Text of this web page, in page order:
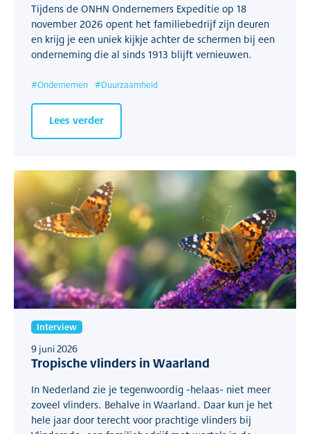
Tijdens de ONHN Ondernemers Expeditie op 18
november 2026 opent het familiebedrijf zijn deuren
en krijg je een uniek kijkje achter de schermen bij een
onderneming die al sinds 1913 blijft vernieuwen.
#Ondernemen #Duurzaamheid
Lees verder
Interview
9 juni 2026
Tropische vlinders in Waarland
In Nederland zie je tegenwoordig -helaas- niet meer
zoveel vlinders. Behalve in Waarland. Daar kun je het
hele jaar door terecht voor prachtige vlinders bij